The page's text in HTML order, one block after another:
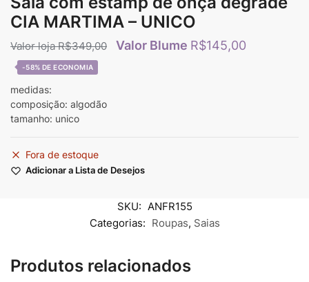
CIA MARTIMA – UNICO
R$349,00 R$145,00
-58%
medidas:
composição: algodão
tamanho: unico
Fora de estoque
Adicionar a Lista de Desejos
SKU: ANFR155
Categorias: Roupas, Saias
Produtos relacionados